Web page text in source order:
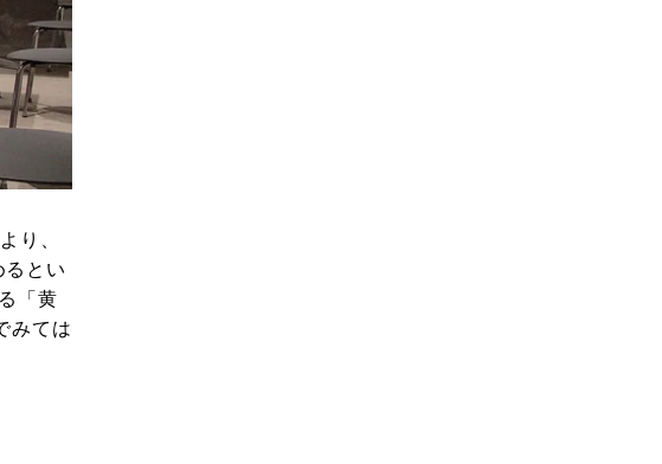
り、
とい
「黄
みては